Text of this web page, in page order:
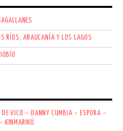
RÍOS, ARAUCANÍA Y LOS LAGOS
VICO – DANNY CUMBIA – ESPORA –
KINMARIKÚ